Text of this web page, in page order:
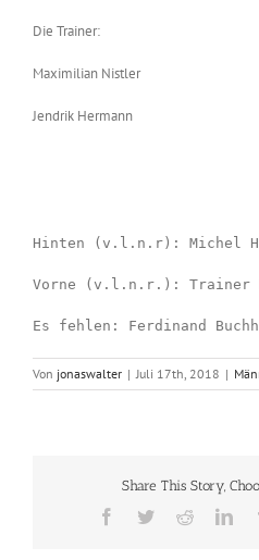
Die Trainer:
Maximilian Nistler
Jendrik Hermann
Hinten (v.l.n.r): Michel
Vorne (v.l.n.r.): Trainer
Es fehlen: Ferdinand
Von jonaswalter | Juli 17th, 2018 |
Share This Story,
Facebook
TwitterReddit